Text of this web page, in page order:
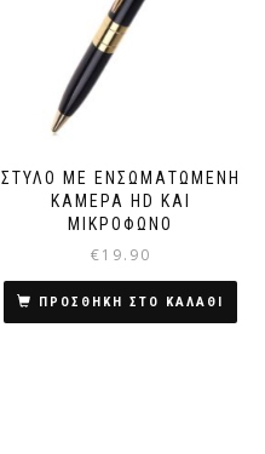
ΣΤΥΛΌ ΜΕ ΕΝΣΩΜΑΤΩΜΈΝΗ
ΚΆΜΕΡΑ HD ΚΑΙ
ΜΙΚΡΌΦΩΝΟ
€19.90
ΠΡΟΣΘΗΚΗ ΣΤΟ ΚΑΛΑΘΙ